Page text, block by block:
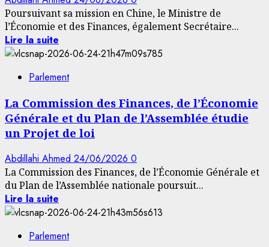
Poursuivant sa mission en Chine, le Ministre de
l’Économie et des Finances, également Secrétaire...
Lire la suite
Parlement
La Commission des Finances, de l’Économie
Générale et du Plan de l’Assemblée étudie
un Projet de loi
Abdillahi Ahmed 24/06/2026 0
La Commission des Finances, de l’Économie Générale et
du Plan de l’Assemblée nationale poursuit...
Lire la suite
Parlement